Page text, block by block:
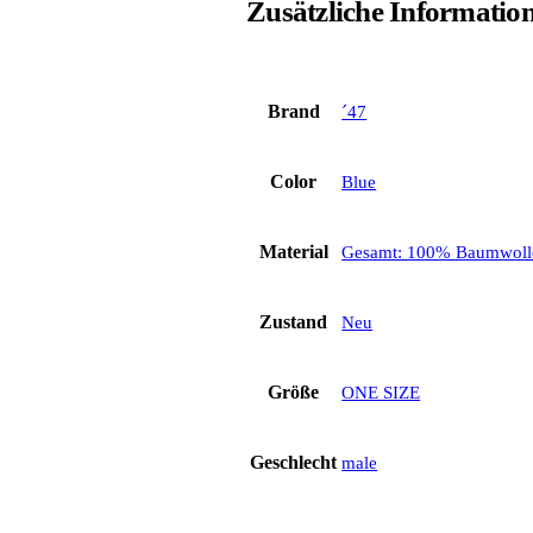
Zusätzliche
Brand ´47
Color Blue
Material Gesamt: 100%
Zustand Neu
Größe ONE SIZE
Geschlecht male